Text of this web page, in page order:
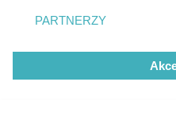
zmienić/wycofać klikając
znajdujący się w lewym
rodzaje przetwarzania
użytkownika, ale masz
przetwarzaniu. Preferencje
PARTNERZY